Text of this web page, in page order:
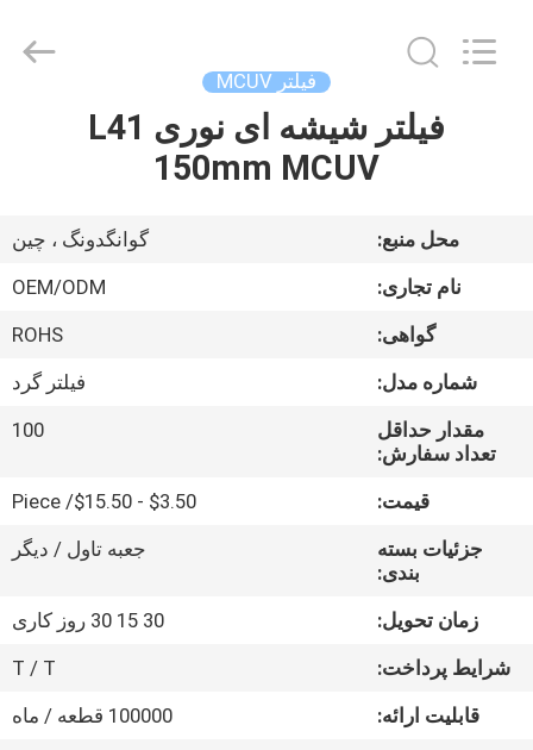
محصولات
کنترل
Technology
فیلتر MCUV
فیلتر شیشه ای نوری L41
150mm MCUV
محل منبع:
گوانگدونگ ، چین
نام تجاری:
OEM/ODM
گواهی:
ROHS
شماره مدل:
فیلتر گرد
مقدار حداقل
تعداد سفارش:
100
قیمت:
$3.50 - $15.50/ Piece
جزئیات بسته
بندی:
جعبه تاول / دیگر
زمان تحویل:
30 15 30 روز کاری
شرایط پرداخت:
T / T
قابلیت ارائه:
100000 قطعه / ماه